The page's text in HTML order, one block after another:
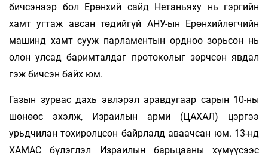
бичсэнээр бол Ерөнхий сайд Нетаньяху нь гэргийн
хамт угтаж авсан төдийгүй АНУ-ын Ерөнхийлөгчийн
машинд хамт сууж парламентын ордноо зорьсон нь
олон улсад баримталдаг протоколыг зөрчсөн явдал
гэж бичсэн байх юм.
Газын зурвас дахь эвлэрэл аравдугаар сарын 10-ны
шөнөөс эхэлж, Израилын арми (ЦАХАЛ) цэргээ
урьдчилан тохиролцсон байрлалд аваачсан юм. 13-нд
ХАМАС бүлэглэл Израилын барьцааны хүмүүсээс